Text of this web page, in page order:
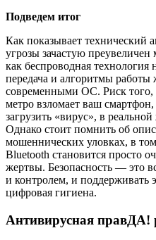
Подведем итог
Как показывает технический
угрозы зачастую преувеличен
как беспроводная технология
передача и алгоритмы работы
современными ОС. Риск
метро взломает ваш
загрузить «вирус», в
Однако стоит помнить об
мошеннических уловках, в
Bluetooth становится просто
жертвы. Безопасность — это
и контролем, и поддерживать
цифровая гигиена.
Антивирусная правДА!